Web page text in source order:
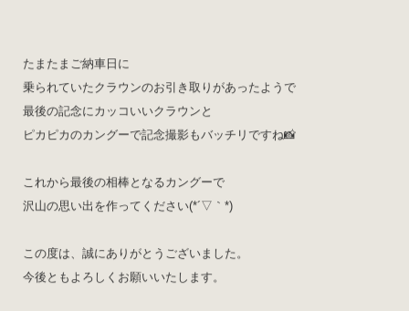
たまたまご納車日に
乗られていたクラウンのお引き取りがあったようで
最後の記念にカッコいいクラウンと
ピカピカのカングーで記念撮影もバッチリですね📸
これから最後の相棒となるカングーで
沢山の思い出を作ってください(*´▽｀*)
この度は、誠にありがとうございました。
今後ともよろしくお願いいたします。